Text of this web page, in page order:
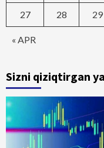
« APR
27 28 29
Sizni qiziqtirgan